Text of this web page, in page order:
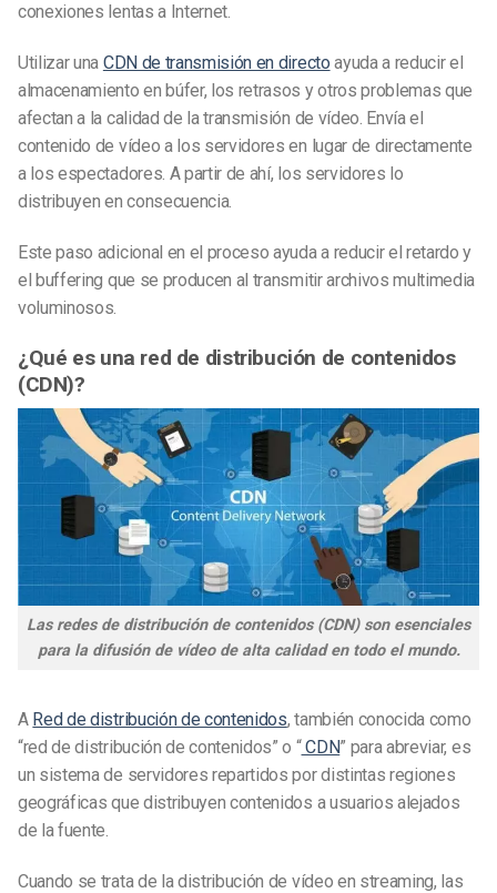
conexiones lentas a Internet.
Utilizar una CDN de transmisión en directo ayuda a reducir el
almacenamiento en búfer, los retrasos y otros problemas que
afectan a la calidad de la transmisión de vídeo. Envía el
contenido de vídeo a los servidores en lugar de directamente
a los espectadores. A partir de ahí, los servidores lo
distribuyen en consecuencia.
Este paso adicional en el proceso ayuda a reducir el retardo y
el buffering que se producen al transmitir archivos multimedia
voluminosos.
¿Qué es una red de distribución de contenidos
(CDN)?
Las redes de distribución de contenidos (CDN) son esenciales
para la difusión de vídeo de alta calidad en todo el mundo.
A Red de distribución de contenidos,también conocida como
“red de distribución de contenidos” o “CDN” para abreviar, es
un sistema de servidores repartidos por distintas regiones
geográficas que distribuyen contenidos a usuarios alejados
de la fuente.
Cuando se trata de la distribución de vídeo en streaming, las